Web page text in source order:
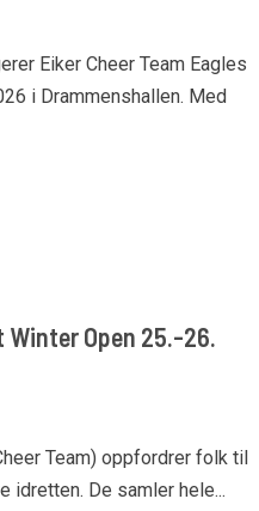
Eiker Cheer Team Eagles
i Drammenshallen. Med
Open 25.-26.
Team) oppfordrer folk til
idretten. De samler hele...